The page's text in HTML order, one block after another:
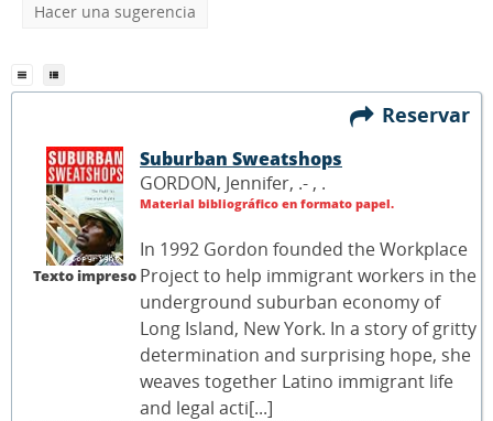
Hacer una sugerencia
Reservar
Texto impreso
Suburban Sweatshops
GORDON, Jennifer, .- , .
Material bibliográfico en formato papel.
In 1992 Gordon founded the Workplace
Project to help immigrant workers in the
underground suburban economy of
Long Island, New York. In a story of gritty
determination and surprising hope, she
weaves together Latino immigrant life
and legal acti[...]